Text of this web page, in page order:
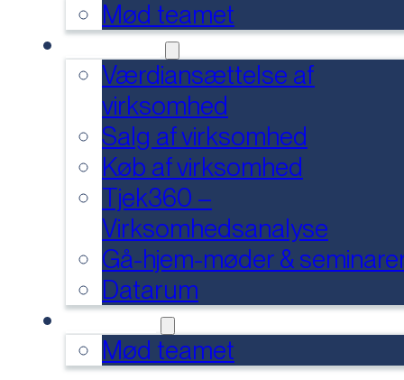
Mød teamet
Værdiansættelse af
virksomhed
Salg af virksomhed
Køb af virksomhed
Tjek360 –
Virksomhedsanalyse
Gå-hjem-møder &
Datarum
Mød teamet